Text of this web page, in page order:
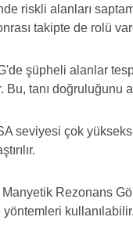
riskli alanları
takipte de rolü
şüpheli alanlar
tanı doğruluğunu
seviyesi çok
Rezonans
kullanılabilir.